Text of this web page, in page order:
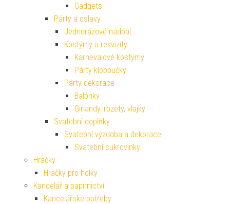
Gadgets
Párty a oslavy
Jednorázové nádobí
Kostýmy a rekvizity
Karnevalové kostýmy
Párty kloboučky
Párty dekorace
Balónky
Girlandy, rozety, vlajky
Svatební doplňky
Svatební výzdoba a dekorace
Svatební cukrovinky
Hračky
Hračky pro holky
Kancelář a papírnictví
Kancelářské potřeby